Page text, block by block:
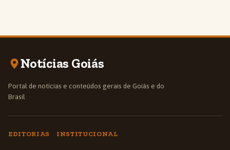
Notícias Goiás
Portal de notícias e conteúdos gerais de Goiás e do
Brasil
EDITORIAS INSTITUCIONAL